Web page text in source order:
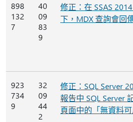
898
132
7
40
09
83
9
修正：在 SSAS
下，MDX 查詢會回
923
734
9
32
09
44
2
修正：SQL Server
報告中 SQL Server
頁面中的「無資料可